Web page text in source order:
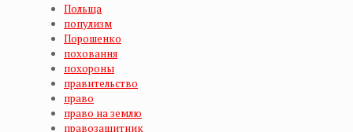
Польща
популизм
Порошенко
поховання
похороны
правительство
право
право на землю
правозащитник